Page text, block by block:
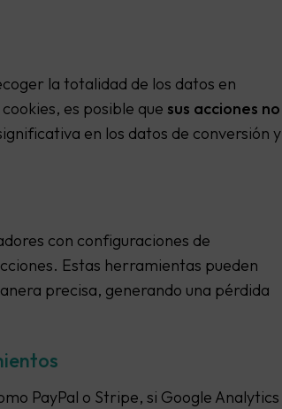
la totalidad de los datos en
es posible que sus acciones no
en los datos de conversión y
con configuraciones de
Estas herramientas pueden
precisa, generando una pérdida
PayPal o Stripe, si Google Analytics